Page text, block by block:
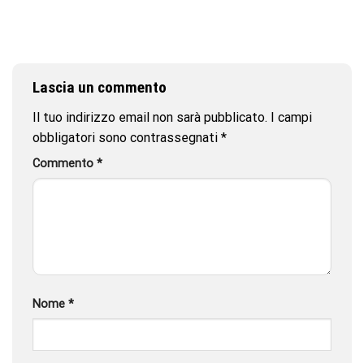
Lascia un commento
Il tuo indirizzo email non sarà pubblicato.
I campi
obbligatori sono contrassegnati *
Commento *
Nome *